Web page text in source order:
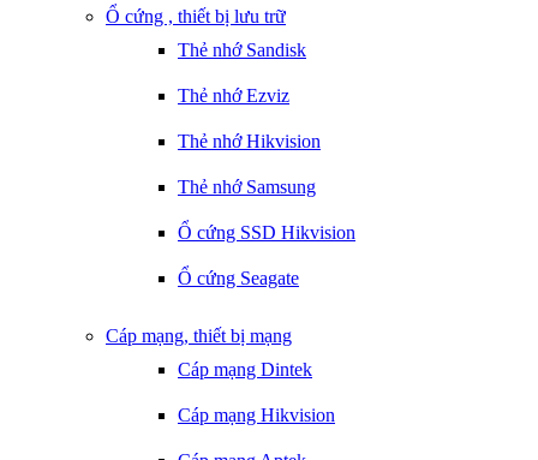
Ổ cứng , thiết bị lưu trữ
Thẻ nhớ Sandisk
Thẻ nhớ Ezviz
Thẻ nhớ Hikvision
Thẻ nhớ Samsung
Ổ cứng SSD Hikvision
Ổ cứng Seagate
Cáp mạng, thiết bị mạng
Cáp mạng Dintek
Cáp mạng Hikvision